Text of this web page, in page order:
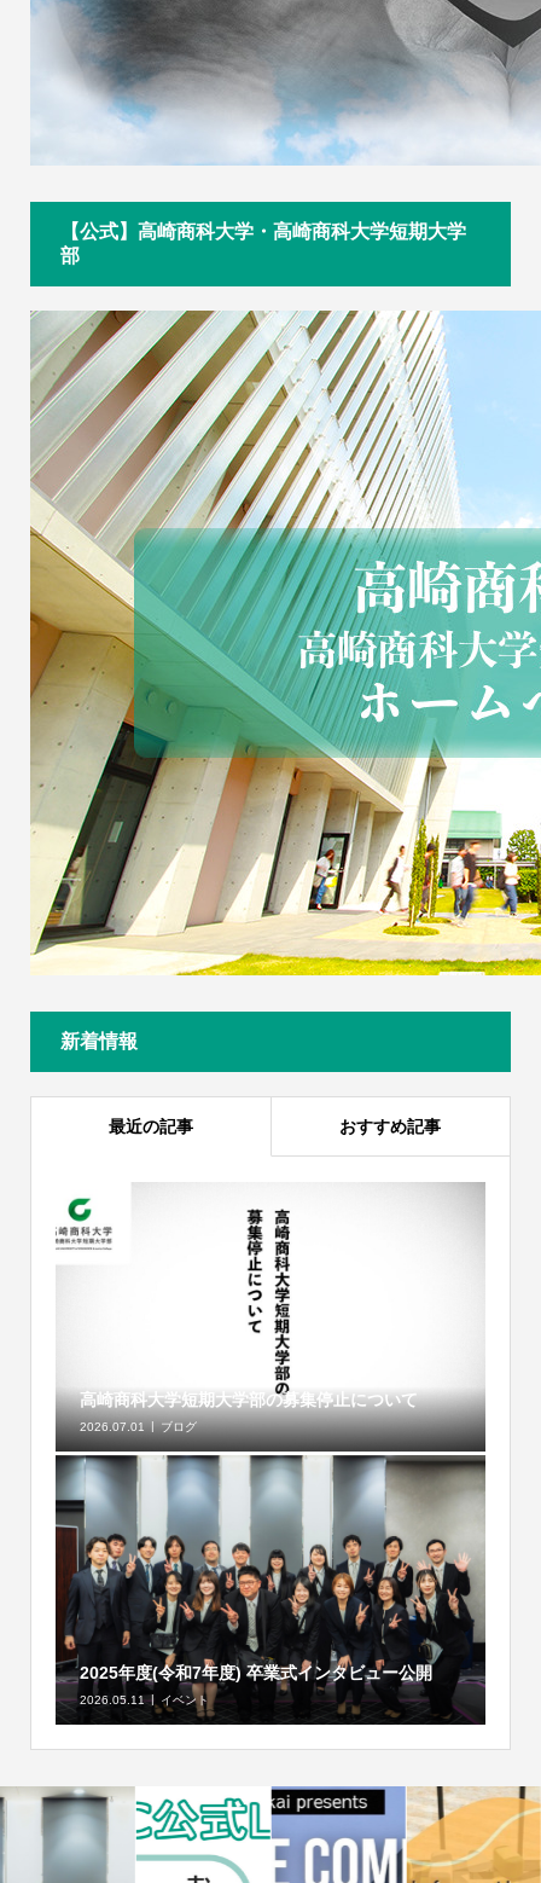
【公式】高崎商科大学・高崎商科大学短期大学
部
新着情報
最近の記事 おすすめ記事
高崎商科大学短期大学部の募集停止について
2026.07.01 ブログ
2025年度(令和7年度) 卒業式インタビュー公開
2026.05.11 イベント